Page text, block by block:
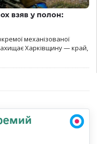
взяв у полон:
механізованої
Харківщину — край,